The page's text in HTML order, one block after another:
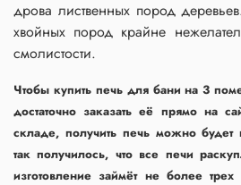
дрова лиственных пород
хвойных пород крайне
смолистости.
Чтобы купить печь для бани на 3
достаточно заказать её прямо на
складе, получить печь можно будет
так получилось, что все печи
изготовление займёт не более